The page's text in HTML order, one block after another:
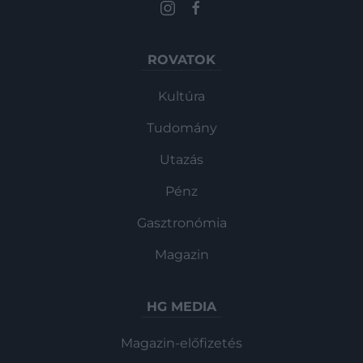
ROVATOK
Kultúra
Tudomány
Utazás
Pénz
Gasztronómia
Magazin
HG MEDIA
Magazin-előfizetés